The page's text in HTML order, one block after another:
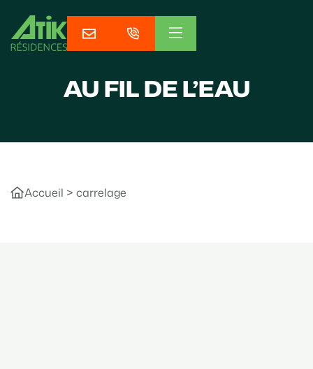
AU FIL DE L’EAU
Accueil > carrelage